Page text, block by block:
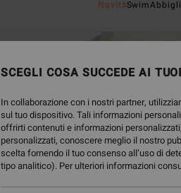
NovitàSwim
SCEGLI COSA SUCCEDE AI
In collaborazione con i nostri partner,
sul tuo dispositivo. Tali informazioni
offrirti contenuti e informazioni
personalizzati, conoscere meglio il nostro
scelta fornendo il tuo consenso all’uso di
tipo analitico). Per ulteriori informazioni